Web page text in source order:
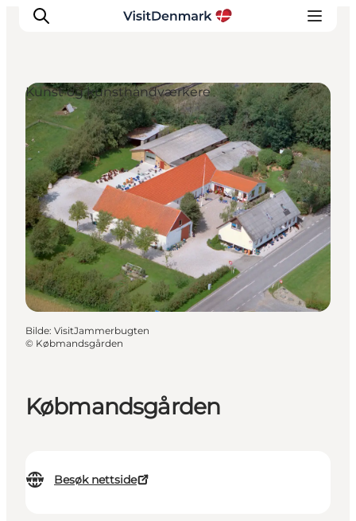
Inspirasjon
Reisemål
Aktiviteter
Overnatting
Planlegg reisen
Købmandsgården
Besøk nettside
Kunst og kunsthåndværkere
Bilde: VisitJammerbugten
© Købmandsgården